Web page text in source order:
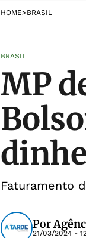
HOME>BRASIL
BRASIL
MP
Faturamento
Por
21/03/2024 -